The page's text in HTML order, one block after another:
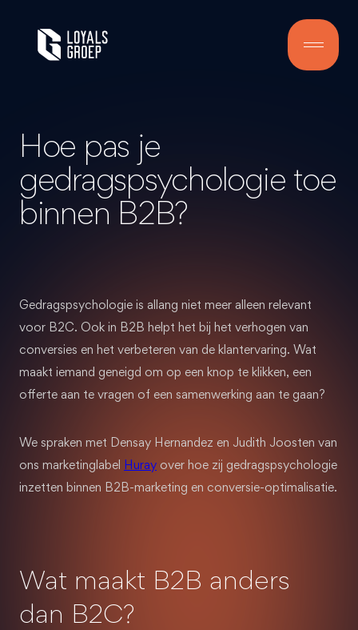
Hoe pas je
gedragspsychologie toe
binnen B2B?
Gedragspsychologie is allang niet meer alleen relevant
voor B2C. Ook in B2B helpt het bij het verhogen van
conversies en het verbeteren van de klantervaring. Wat
maakt iemand geneigd om op een knop te klikken, een
offerte aan te vragen of een samenwerking aan te gaan?
We spraken met Densay Hernandez en Judith Joosten van
ons marketinglabel Huray over hoe zij gedragspsychologie
inzetten binnen B2B-marketing en conversie-optimalisatie.
Wat maakt B2B anders
dan B2C?